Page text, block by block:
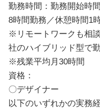
勤務時間：勤務開始時
8時間勤務／休憩時間1時
※リモートワークも相
社のハイブリッド型で勤
※残業平均月30時間
資格：
〇デザイナー
以下のいずれかの実務